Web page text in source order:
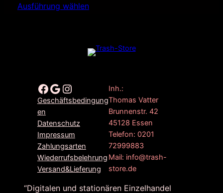
Ausführung wählen
Facebook Google Instagram
Geschäftsbedingung
en
Datenschutz
Impressum
Zahlungsarten
Wiederrufsbelehrung
Versand&Lieferung
Inh.:
Thomas Vatter
Brunnenstr. 42
45128 Essen
Telefon: 0201
72999883
Mail: info@trash-
store.de
“Digitalen und stationären Einzelhandel